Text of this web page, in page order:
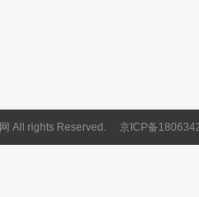
All rights Reserved. 京ICP备